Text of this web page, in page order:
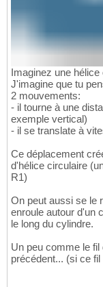
Imaginez une hélice
J'imagine que tu
2 mouvements:
- il tourne à une
exemple vertical)
- il se translate à
Ce déplacement
d'hélice circulaire
R1)
On peut aussi se le
enroule autour d'un
le long du cylindre.
Un peu comme le
précédent... (si ce